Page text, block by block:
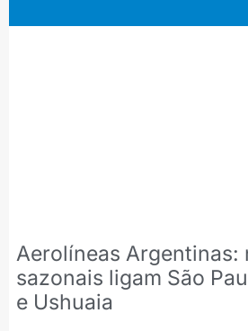
Aerolíneas Argentinas:
sazonais ligam São
e Ushuaia